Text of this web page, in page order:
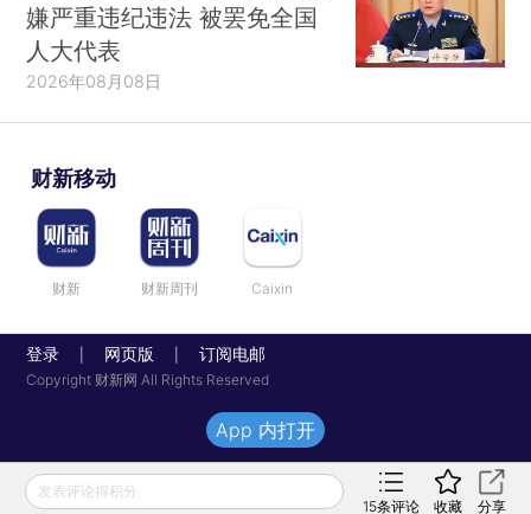
嫌严重违纪违法 被罢免全国
人大代表
2026年08月08日
财新移动
财新 财新周刊 Caixin
登录 网页版 订阅电邮
Copyright 财新网 All Rights Reserved
发表评论得积分
15条评论 收藏 分享
App 内打开